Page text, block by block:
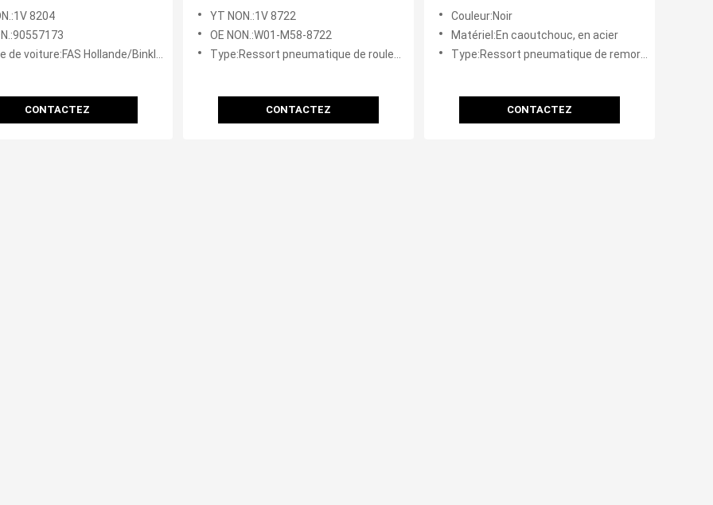
Contitech 910-12P484
8204
de voiture:FAS Hollande/Binkley
CONTACTEZ
de ressort pneumatique de
remorque en métal
YT NON.:1V 8722
OE NON.:W01-M58-8722
Type:Ressort pneumatique de roulement de lobe
CONTACTEZ
Couleur:Noir
Matériel:En caoutchouc, en acier
Type:Ressort pneumatique de remorque
CONTACTEZ